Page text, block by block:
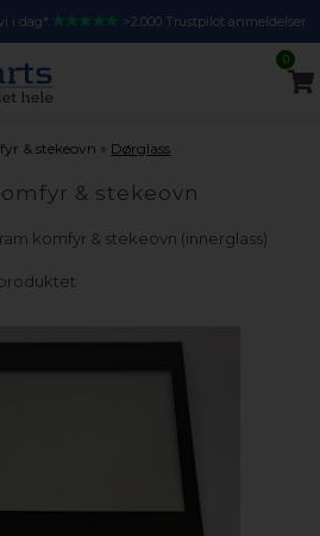
i dag* >2.000 Trustpilot anmeldelser
0
& stekeovn » Dørglass
& stekeovn
komfyr & stekeovn (innerglass)